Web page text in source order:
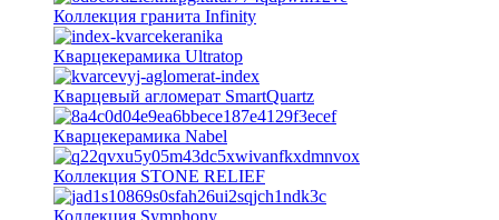
Коллекция гранита Infinity
Кварцекерамика Ultratop
Кварцевый агломерат SmartQuartz
Кварцекерамика Nabel
Коллекция STONE RELIEF
Коллекция Symphony